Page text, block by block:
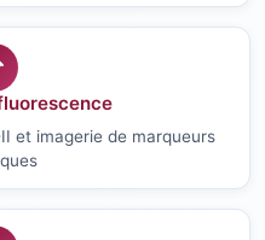
et imagerie de marqueurs